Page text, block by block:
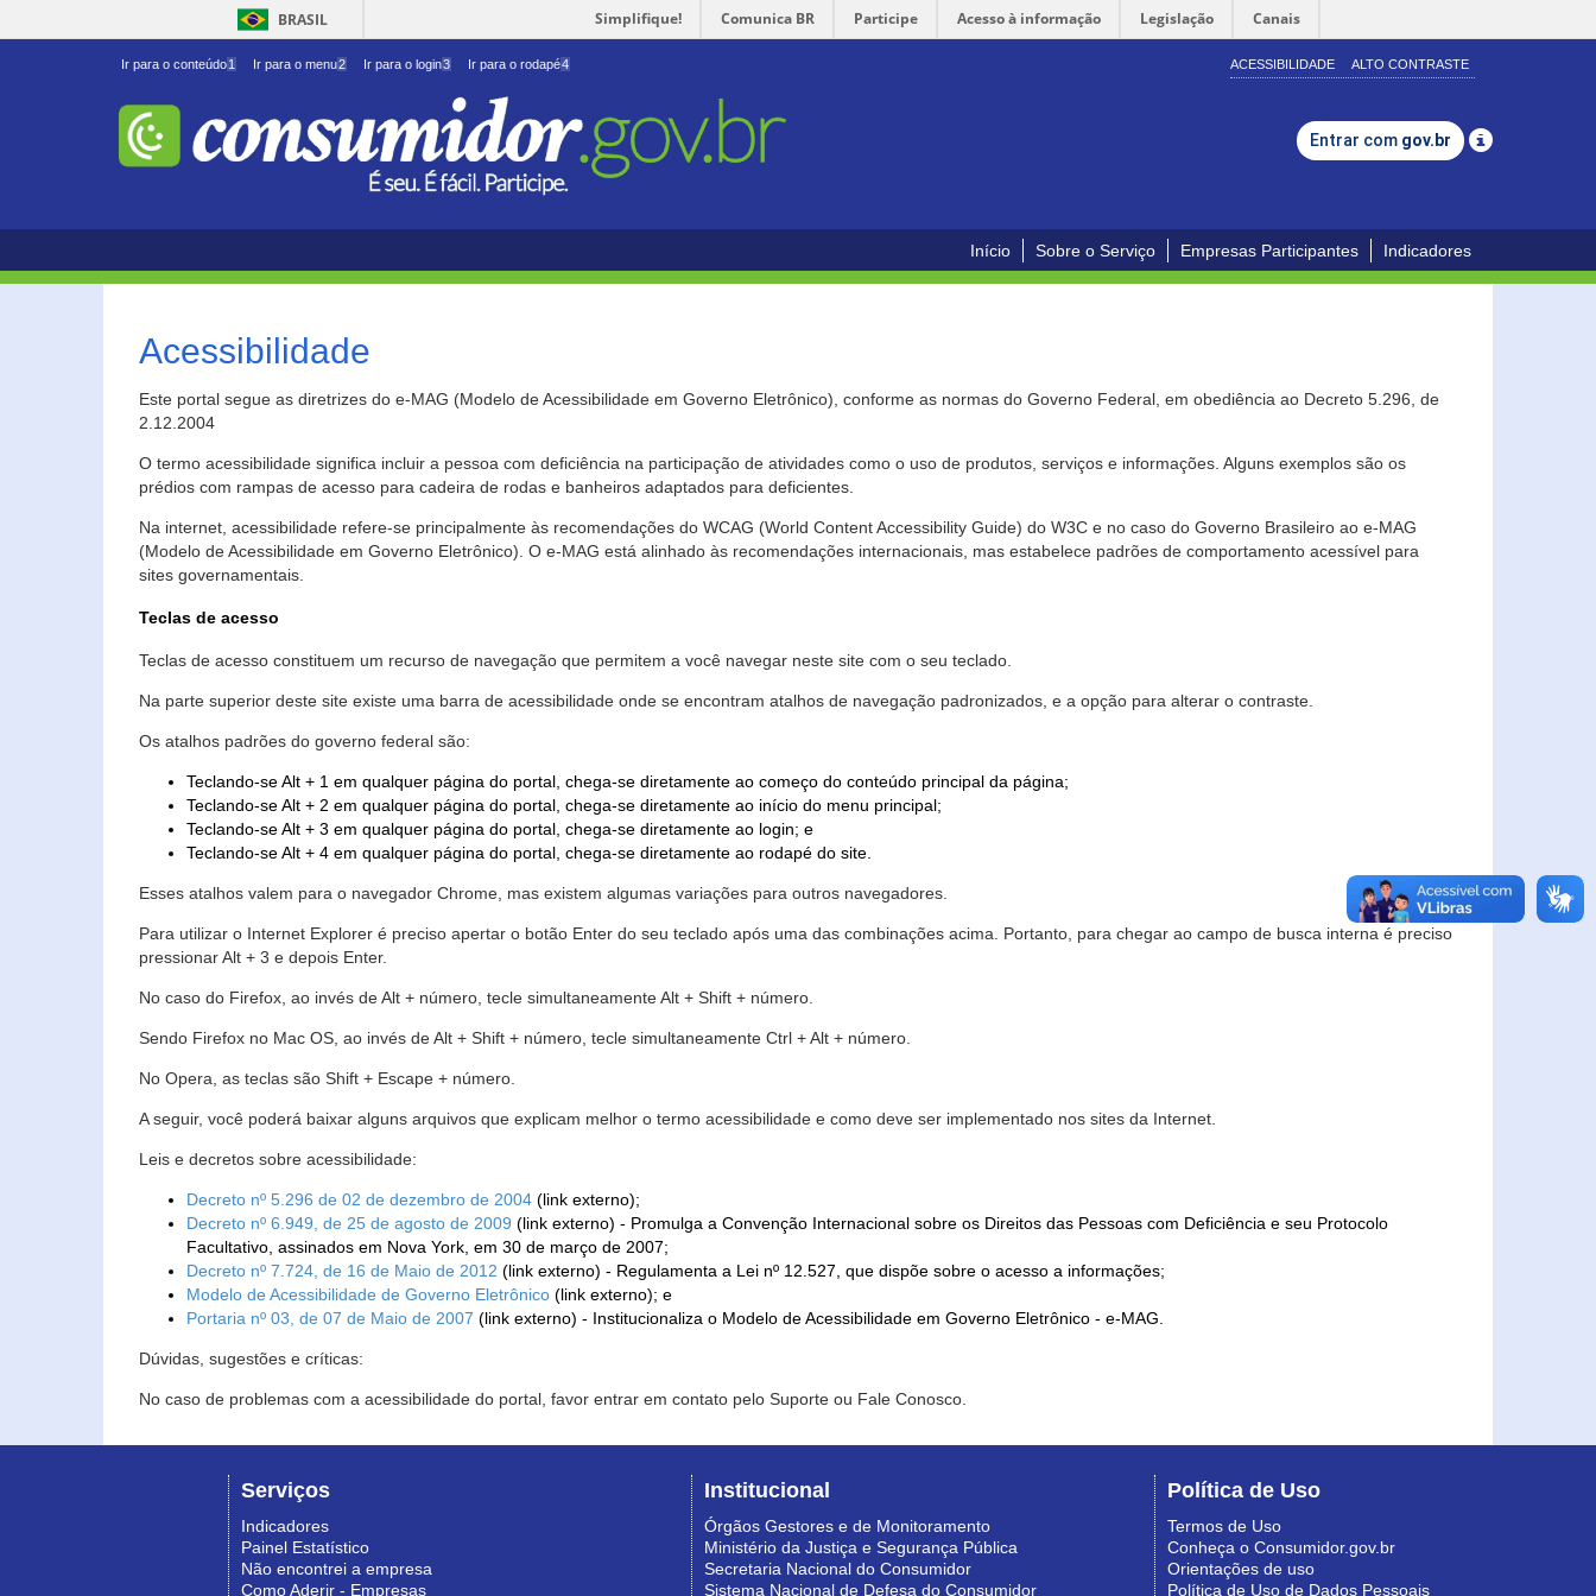
BRASIL Simplifique! Comunica BR Participe Acesso à informação Legislação Canais
Ir para o conteúdo1 Ir para o menu2 Ir para o login3 Ir para o rodapé4 ACESSIBILIDADE ALTO CONTRASTE
Entrar com gov.br
Início Sobre o Serviço Empresas Participantes Indicadores
Acessibilidade
Este portal segue as diretrizes do e-MAG (Modelo de Acessibilidade em Governo Eletrônico), conforme as normas do Governo Federal, em obediência ao Decreto 5.296, de
2.12.2004
O termo acessibilidade significa incluir a pessoa com deficiência na participação de atividades como o uso de produtos, serviços e informações. Alguns exemplos são os
prédios com rampas de acesso para cadeira de rodas e banheiros adaptados para deficientes.
Na internet, acessibilidade refere-se principalmente às recomendações do WCAG (World Content Accessibility Guide) do W3C e no caso do Governo Brasileiro ao e-MAG
(Modelo de Acessibilidade em Governo Eletrônico). O e-MAG está alinhado às recomendações internacionais, mas estabelece padrões de comportamento acessível para
sites governamentais.
Teclas de acesso
Teclas de acesso constituem um recurso de navegação que permitem a você navegar neste site com o seu teclado.
Na parte superior deste site existe uma barra de acessibilidade onde se encontram atalhos de navegação padronizados, e a opção para alterar o contraste.
Os atalhos padrões do governo federal são:
Teclando-se Alt + 1 em qualquer página do portal, chega-se diretamente ao começo do conteúdo principal da página;
Teclando-se Alt + 2 em qualquer página do portal, chega-se diretamente ao início do menu principal;
Teclando-se Alt + 3 em qualquer página do portal, chega-se diretamente ao login; e
Teclando-se Alt + 4 em qualquer página do portal, chega-se diretamente ao rodapé do site.
Esses atalhos valem para o navegador Chrome, mas existem algumas variações para outros navegadores.
Para utilizar o Internet Explorer é preciso apertar o botão Enter do seu teclado após uma das combinações acima. Portanto, para chegar ao campo de busca interna é preciso
pressionar Alt + 3 e depois Enter.
No caso do Firefox, ao invés de Alt + número, tecle simultaneamente Alt + Shift + número.
Sendo Firefox no Mac OS, ao invés de Alt + Shift + número, tecle simultaneamente Ctrl + Alt + número.
No Opera, as teclas são Shift + Escape + número.
A seguir, você poderá baixar alguns arquivos que explicam melhor o termo acessibilidade e como deve ser implementado nos sites da Internet.
Leis e decretos sobre acessibilidade:
Decreto nº 5.296 de 02 de dezembro de 2004 (link externo);
Decreto nº 6.949, de 25 de agosto de 2009 (link externo) - Promulga a Convenção Internacional sobre os Direitos das Pessoas com Deficiência e seu Protocolo
Facultativo, assinados em Nova York, em 30 de março de 2007;
Decreto nº 7.724, de 16 de Maio de 2012 (link externo) - Regulamenta a Lei nº 12.527, que dispõe sobre o acesso a informações;
Modelo de Acessibilidade de Governo Eletrônico (link externo); e
Portaria nº 03, de 07 de Maio de 2007 (link externo) - Institucionaliza o Modelo de Acessibilidade em Governo Eletrônico - e-MAG.
Dúvidas, sugestões e críticas:
No caso de problemas com a acessibilidade do portal, favor entrar em contato pelo Suporte ou Fale Conosco.
Serviços
Indicadores
Painel Estatístico
Não encontrei a empresa
Como Aderir - Empresas
Institucional
Órgãos Gestores e de Monitoramento
Ministério da Justiça e Segurança Pública
Secretaria Nacional do Consumidor
Sistema Nacional de Defesa do Consumidor
Política de Uso
Termos de Uso
Conheça o Consumidor.gov.br
Orientações de uso
Política de Uso de Dados Pessoais